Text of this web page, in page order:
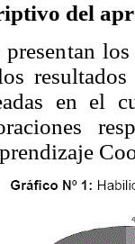
del
en el